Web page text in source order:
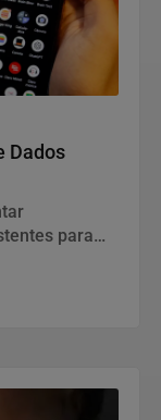
Dados
para
em